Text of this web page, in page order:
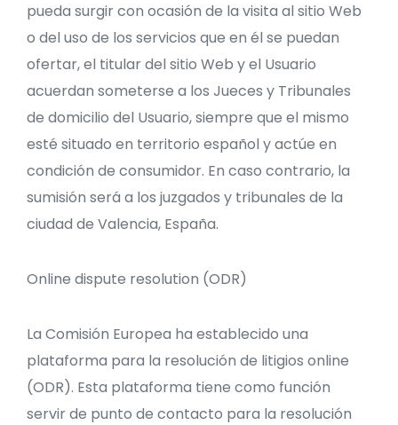
pueda surgir con ocasión de la visita al sitio Web
o del uso de los servicios que en él se puedan
ofertar, el titular del sitio Web y el Usuario
acuerdan someterse a los Jueces y Tribunales
de domicilio del Usuario, siempre que el mismo
esté situado en territorio español y actúe en
condición de consumidor. En caso contrario, la
sumisión será a los juzgados y tribunales de la
ciudad de Valencia, España.
Online dispute resolution (ODR)
La Comisión Europea ha establecido una
plataforma para la resolución de litigios online
(ODR). Esta plataforma tiene como función
servir de punto de contacto para la resolución